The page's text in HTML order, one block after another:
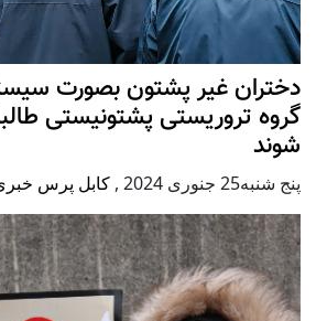
دختران غیر پشتون بصورت
گروه تروریستی پشتونیستی
شوند
پنج شنبه25 جنوری 2024 , کابل پرس